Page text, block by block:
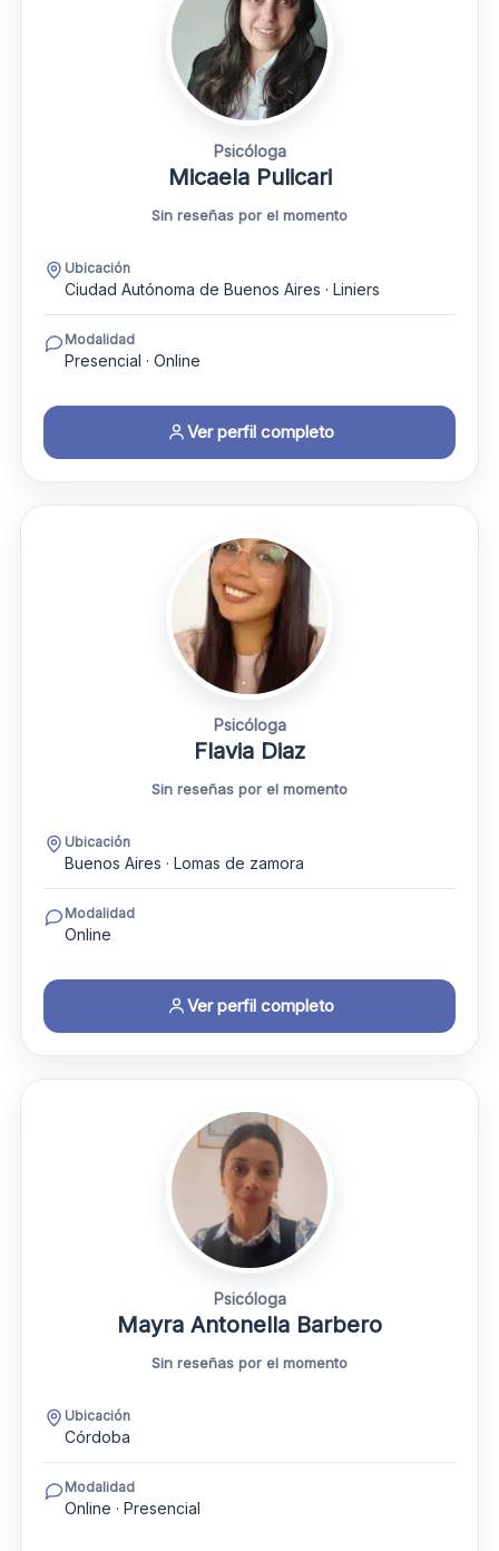
Psicóloga
Micaela Pulicari
Sin reseñas por el momento
Ubicación
Ciudad Autónoma de Buenos Aires · Liniers
Modalidad
Presencial · Online
Ver perfil completo
Psicóloga
Flavia Diaz
Sin reseñas por el momento
Ubicación
Buenos Aires · Lomas de zamora
Modalidad
Online
Ver perfil completo
Psicóloga
Mayra Antonella Barbero
Sin reseñas por el momento
Ubicación
Córdoba
Modalidad
Online · Presencial